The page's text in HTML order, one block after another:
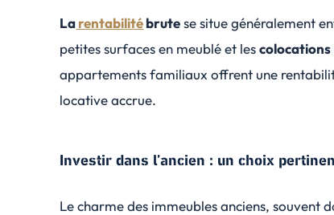
Larentabilitébrutese situe généralement
petites surfaces en meublé et lescolocations
appartements familiaux offrent une
locative accrue.
Investir dans l’ancien : un choix
Le charme des immeubles anciens, souvent